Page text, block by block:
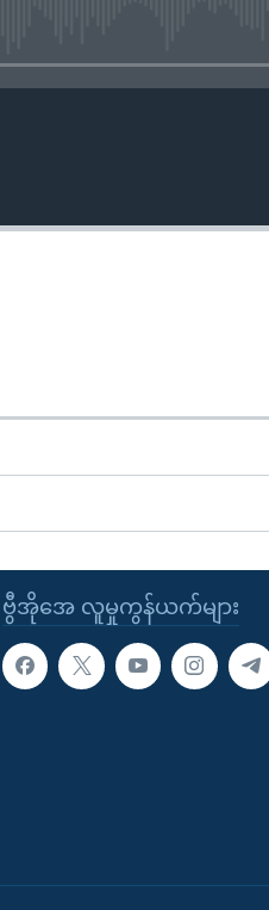
ဗွီအိုအေ လူမှုကွန်ယက်များ